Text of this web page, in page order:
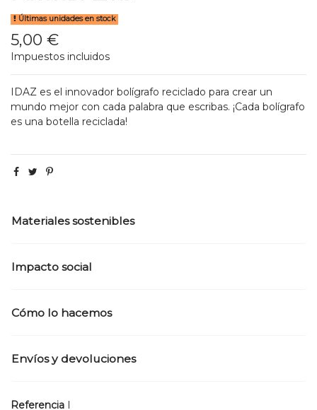
Últimas unidades en stock
5,00 €
Impuestos incluidos
IDAZ es el innovador bolígrafo reciclado para crear un
mundo mejor con cada palabra que escribas. ¡Cada bolígrafo
es una botella reciclada!
Materiales sostenibles
Impacto social
Cómo lo hacemos
Envíos y devoluciones
Referencia I